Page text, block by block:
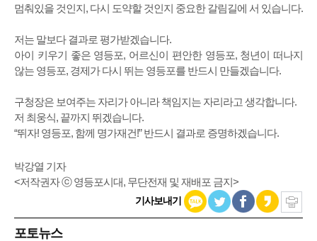
멈춰있을 것인지, 다시 도약할 것인지 중요한 갈림길에 서 있습니다.
저는 말보다 결과로 평가받겠습니다.
아이 키우기 좋은 영등포, 어르신이 편안한 영등포, 청년이 떠나지
않는 영등포, 경제가 다시 뛰는 영등포를 반드시 만들겠습니다.
구청장은 보여주는 자리가 아니라 책임지는 자리라고 생각합니다.
저 최웅식, 끝까지 뛰겠습니다.
“뛰자! 영등포, 함께 명가재건!” 반드시 결과로 증명하겠습니다.
박강열 기자
<저작권자 ⓒ 영등포시대, 무단전재 및 재배포 금지>
기사보내기
포토뉴스